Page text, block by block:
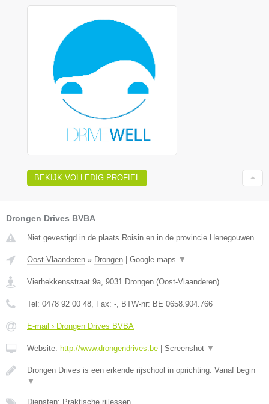
BEKIJK VOLLEDIG PROFIEL
Drongen Drives BVBA
Niet gevestigd in de plaats Roisin en in de provincie Henegouwen.
Oost-Vlaanderen » Drongen | Google maps ▼
Vierhekkensstraat 9a 9031 Drongen (Oost-Vlaanderen)
Tel: 0478 92 00 48 , Fax: - , BTW-nr: BE 0658.904.766
E-mail › Drongen Drives BVBA
Website: http://www.drongendrives.be | Screenshot ▼
Drongen Drives is een erkende rijschool in oprichting. Vanaf begin
▼
Diensten: Praktische rijlessen